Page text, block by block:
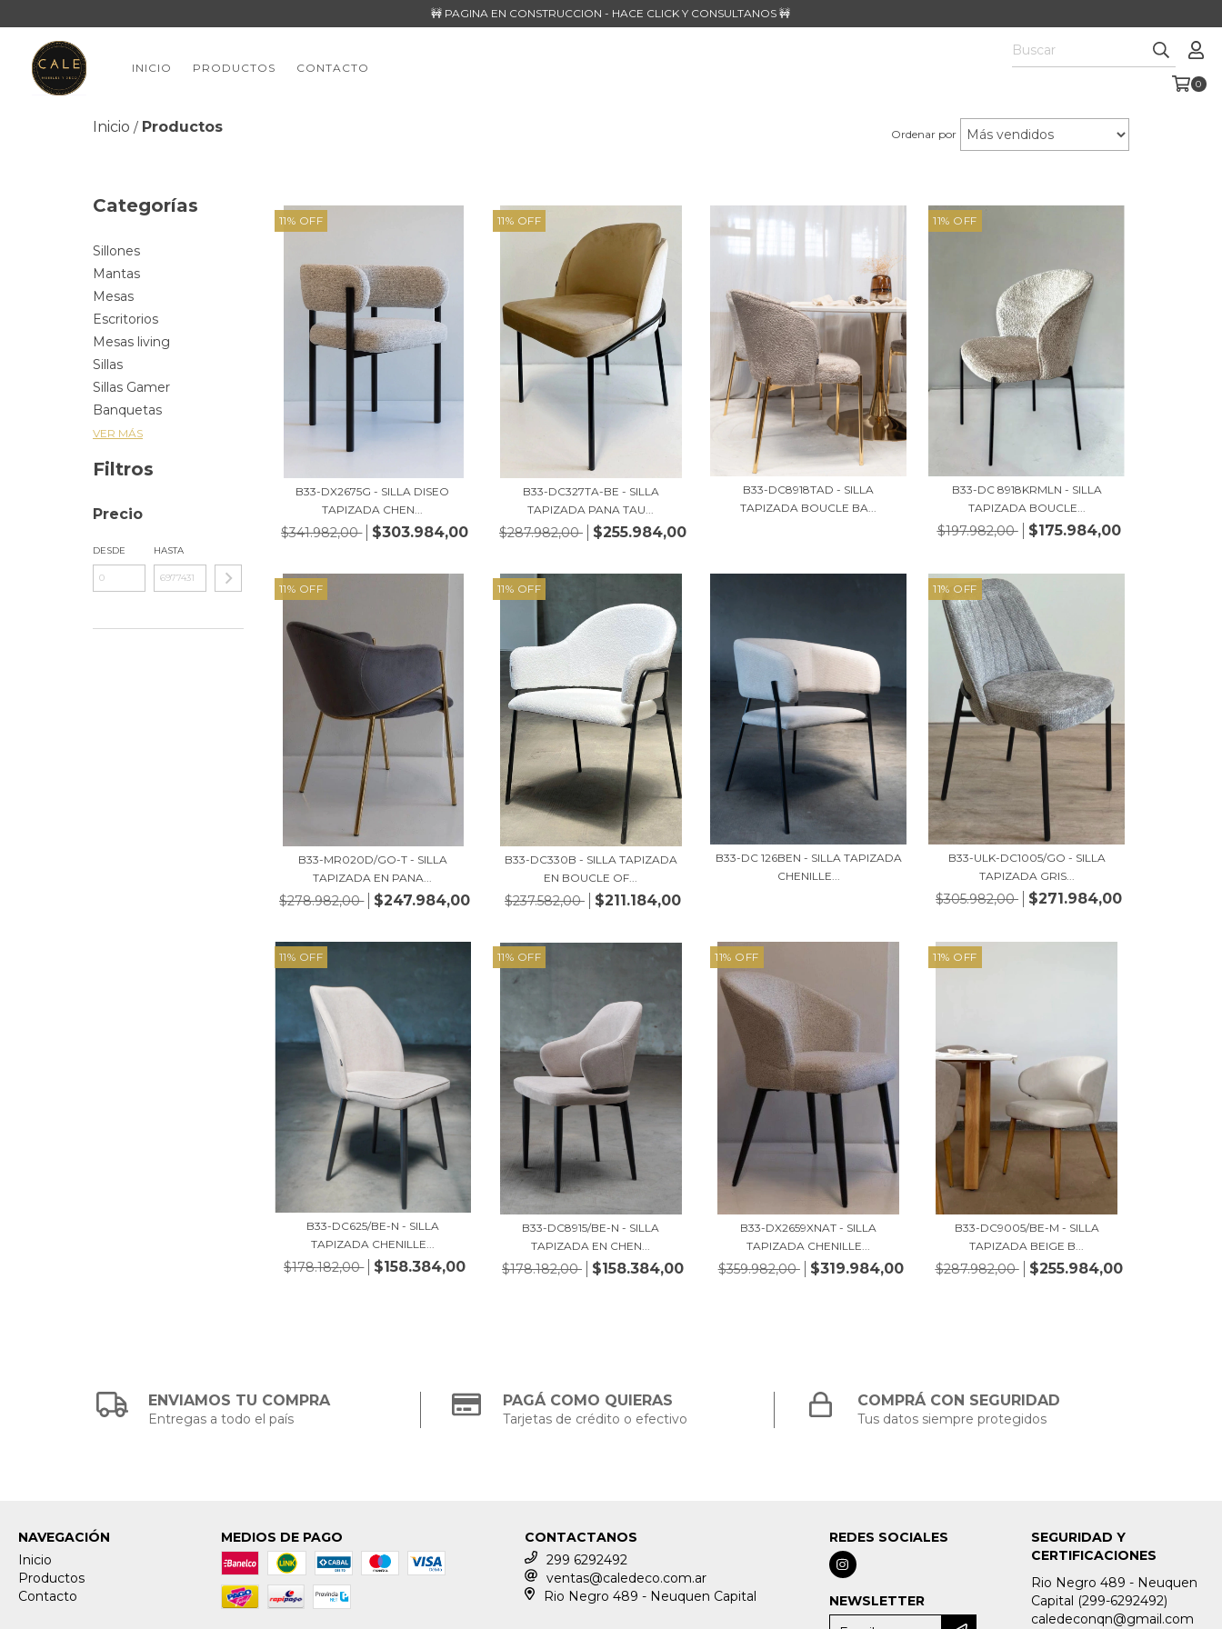
🚧 PAGINA EN CONSTRUCCION - HACE CLICK Y CONSULTANOS 🚧
INICIO PRODUCTOS CONTACTO
0
Inicio / Productos Ordenar por
Categorías
Sillones
Mantas
Mesas
Escritorios
Mesas living
Sillas
Sillas Gamer
Banquetas
VER MÁS
Filtros
Precio
DESDE HASTA
11% OFF
B33-DX2675G - SILLA DISEO
TAPIZADA CHEN...
$341.982,00 $303.984,00
11% OFF
B33-DC327TA-BE - SILLA
TAPIZADA PANA TAU...
$287.982,00 $255.984,00
B33-DC8918TAD - SILLA
TAPIZADA BOUCLE BA...
11% OFF
B33-DC 8918KRMLN - SILLA
TAPIZADA BOUCLE...
$197.982,00 $175.984,00
11% OFF
B33-MR020D/GO-T - SILLA
TAPIZADA EN PANA...
$278.982,00 $247.984,00
11% OFF
B33-DC330B - SILLA TAPIZADA
EN BOUCLE OF...
$237.582,00 $211.184,00
B33-DC 126BEN - SILLA TAPIZADA
CHENILLE...
11% OFF
B33-ULK-DC1005/GO - SILLA
TAPIZADA GRIS...
$305.982,00 $271.984,00
11% OFF
B33-DC625/BE-N - SILLA
TAPIZADA CHENILLE...
$178.182,00 $158.384,00
11% OFF
B33-DC8915/BE-N - SILLA
TAPIZADA EN CHEN...
$178.182,00 $158.384,00
11% OFF
B33-DX2659XNAT - SILLA
TAPIZADA CHENILLE...
$359.982,00 $319.984,00
11% OFF
B33-DC9005/BE-M - SILLA
TAPIZADA BEIGE B...
$287.982,00 $255.984,00
ENVIAMOS TU COMPRA
Entregas a todo el país
PAGÁ COMO QUIERAS
Tarjetas de crédito o efectivo
COMPRÁ CON SEGURIDAD
Tus datos siempre protegidos
NAVEGACIÓN
Inicio
Productos
Contacto
MEDIOS DE PAGO
CONTACTANOS
299 6292492
ventas@caledeco.com.ar
Rio Negro 489 - Neuquen Capital
REDES SOCIALES
NEWSLETTER
SEGURIDAD Y
CERTIFICACIONES
Rio Negro 489 - Neuquen
Capital (299-6292492)
caledeconqn@gmail.com